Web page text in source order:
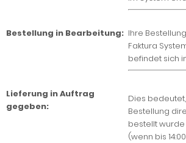
Bestellung in Bearbeitung: Ihre
Faktura
befindet sich
Lieferung in Auftrag
gegeben:
Dies
Bestellung
bestellt
(wenn bis